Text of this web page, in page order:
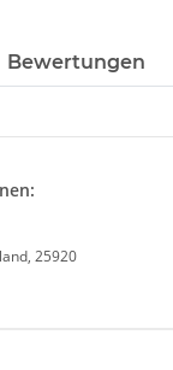
Bewertungen
25920